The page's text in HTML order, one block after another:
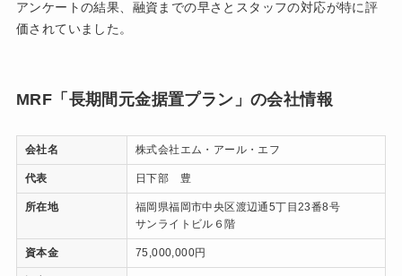
アンケートの結果、融資までの早さとスタッフの対応が特に評
価されていました。
MRF「長期間元金据置プラン」の会社情報
会社名 株式会社エム・アール・エフ
代表 日下部 豊
所在地
福岡県福岡市中央区渡辺通5丁目23番8号
サンライトビル６階
資本金 75,000,000円